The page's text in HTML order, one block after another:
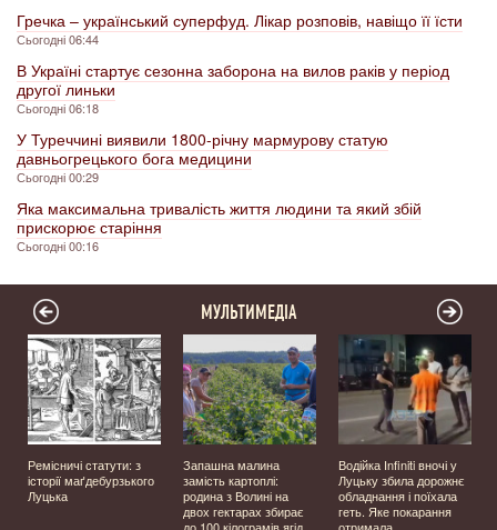
Гречка – український суперфуд. Лікар розповів, навіщо її їсти
Сьогодні 06:44
В Україні стартує сезонна заборона на вилов раків у період
другої линьки
Сьогодні 06:18
У Туреччині виявили 1800-річну мармурову статую
давньогрецького бога медицини
Сьогодні 00:29
Яка максимальна тривалість життя людини та який збій
прискорює старіння
Сьогодні 00:16
МУЛЬТИМЕДІА
Ремісничі статути: з
історії маґдебурзького
Луцька
Запашна малина
замість картоплі:
родина з Волині на
двох гектарах збирає
до 100 кілограмів ягід
Водійка Infiniti вночі у
Луцьку збила дорожнє
обладнання і поїхала
геть. Яке покарання
отримала